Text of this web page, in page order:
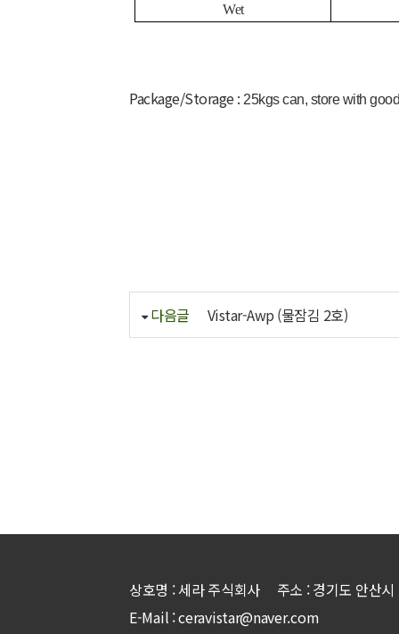
Wet
Package/Storage: 25kgs can, store with
다음글 Vistar-Awp (물잠김 2호)
상호명 : 세라 주식회사 주소 : 경기도 안산
E-Mail : ceravistar@naver.com